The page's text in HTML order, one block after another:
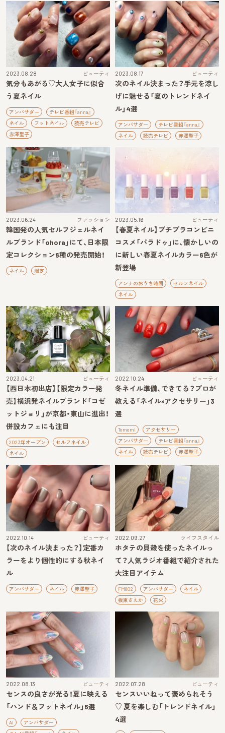
2023.08.28 ビューティ
気分もあがる♡大人女子に似合
う夏ネイル
アンバサダー
テレビ番組『anna』
ネイル
フットネイル
読売テレビ
赤澤聖子
2023.08.17 ビューティ
次のネイル決まった？手元を涼し
げに魅せる「夏のトレンドネイ
ル」4選
アンバサダー
テレビ番組『anna』
ネイル
読売テレビ 赤澤聖子
2023.06.24 ファッション
韓国発の人気セルフジェルネイ
ルブランド「ohora」にて、日本限
定コレクション6種の発売開始！
ネイル 限定
2023.05.16 ビューティ
【春夏ネイル】プチプラコンビニ
コスメ「パラドゥ」に、懐かしいの
に新しい春夏ネイルカラー6色が
新登場
アンナのおうち時間
セルフネイル
ネイル
2023.04.21 ビューティ
【西日本初出店】【限定カラー発
売】横浜発ネイルブランド「コゼ
ットジョリ」が京都・東山に進出！
併設カフェにも注目
2023年オープン
セルフネイル
ネイル
2022.10.24 ビューティ
冬ネイル準備、できてる？プロが
教える「ネイル×アクセサリー」3
選
Tomomi
アクセサリー
アンバサダー
テレビ番組『anna』
ネイル
読売テレビ 赤澤聖子
2022.10.14 ビューティ
【次のネイル決まった？】定番カ
ラーをより個性的にする秋ネイ
ル
アンバサダー ネイル 赤澤聖子
2022.09.27 ライフスタイル
ホタテの貝殻を使ったネイルっ
て？人気ラジオ番組で紹介された
大注目アイテム
FM802 アンバサダー
ネイル
板東さえか
花火
2022.08.13 ビューティ
センスの良さが光る！夏に映える
「ハンド＆フットネイル」6選
AI
アンバサダー
2022.07.28 ビューティ
センスいいねって褒められそう
♡ 夏を楽しむ「トレンドネイル」
4選